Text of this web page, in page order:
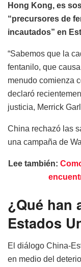
Hong Kong, es
“precursores de
incautados” en
“Sabemos que la
fentanilo, que
menudo comienza
declaró
justicia, Merrick
China rechazó las
una campaña de
Lee también:
¿Qué han
Estados
El diálogo China-
en medio del